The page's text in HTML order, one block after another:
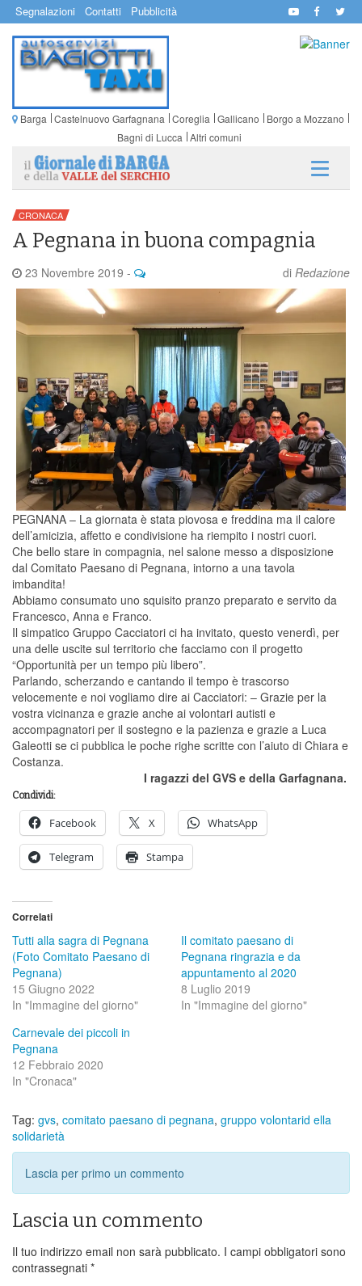
Segnalazioni Contatti Pubblicità
Barga Castelnuovo Garfagnana Coreglia Gallicano
Borgo a Mozzano
Bagni di Lucca Altri comuni
CRONACA
A Pegnana in buona compagnia
23 Novembre 2019 - di Redazione
PEGNANA – La giornata è stata piovosa e freddina ma il calore
dell’amicizia, affetto e condivisione ha riempito i nostri cuori.
Che bello stare in compagnia, nel salone messo a disposizione
dal Comitato Paesano di Pegnana, intorno a una tavola
imbandita!
Abbiamo consumato uno squisito pranzo preparato e servito da
Francesco, Anna e Franco.
Il simpatico Gruppo Cacciatori ci ha invitato, questo venerdì, per
una delle uscite sul territorio che facciamo con il progetto
“Opportunità per un tempo più libero”.
Parlando, scherzando e cantando il tempo è trascorso
velocemente e noi vogliamo dire ai Cacciatori: – Grazie per la
vostra vicinanza e grazie anche ai volontari autisti e
accompagnatori per il sostegno e la pazienza e grazie a Luca
Galeotti se ci pubblica le poche righe scritte con l’aiuto di Chiara e
Costanza.
I ragazzi del GVS e della Garfagnana.
Condividi:
Facebook X WhatsApp
Telegram Stampa
Correlati
Tutti alla sagra di Pegnana
(Foto Comitato Paesano di
Pegnana)
15 Giugno 2022
In "Immagine del giorno"
Il comitato paesano di
Pegnana ringrazia e da
appuntamento al 2020
8 Luglio 2019
In "Immagine del giorno"
Carnevale dei piccoli in
Pegnana
12 Febbraio 2020
In "Cronaca"
Tag: gvs, comitato paesano di pegnana, gruppo volontarid ella
solidarietà
Lascia per primo un commento
Lascia un commento
Il tuo indirizzo email non sarà pubblicato. I campi obbligatori sono
contrassegnati *